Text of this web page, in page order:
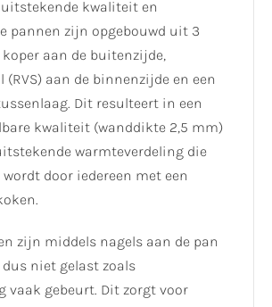
kwaliteit en
pannen zijn opgebouwd uit 3
koper aan de buitenzijde,
aan de binnenzijde en een
Dit resulteert in een
kwaliteit (wanddikte 2,5 mm)
warmteverdeling die
wordt door iedereen met een
zijn middels nagels aan de pan
niet gelast zoals
vaak gebeurt. Dit zorgt voor